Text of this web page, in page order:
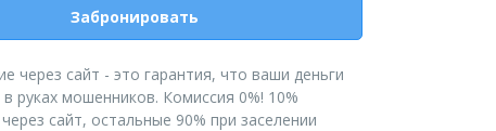
Забронировать
через сайт - это гарантия, что ваши деньги
руках мошенников. Комиссия 0%! 10%
сайт, остальные 90% при заселении